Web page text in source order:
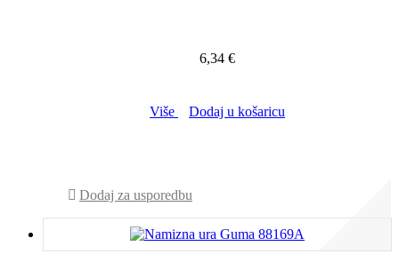
6,34 €
Više Dodaj u košaricu
Dodaj za usporedbu